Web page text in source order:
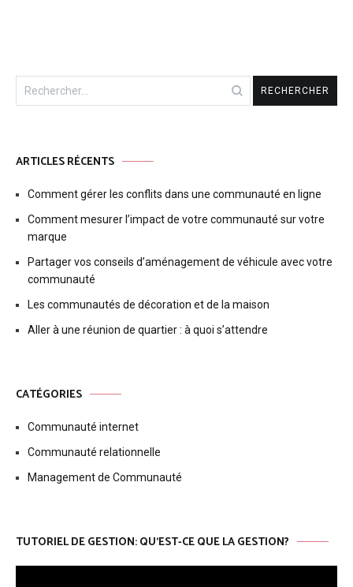
ARTICLES RÉCENTS
Comment gérer les conflits dans une communauté en ligne
Comment mesurer l’impact de votre communauté sur votre
marque
Partager vos conseils d’aménagement de véhicule avec votre
communauté
Les communautés de décoration et de la maison
Aller à une réunion de quartier : à quoi s’attendre
CATÉGORIES
Communauté internet
Communauté relationnelle
Management de Communauté
TUTORIEL DE GESTION: QU’EST-CE QUE LA GESTION?